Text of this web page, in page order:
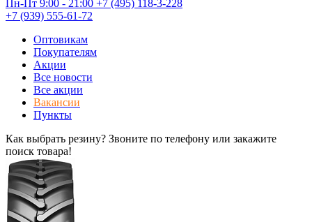
Пн-Пт 9:00 - 21:00 +7 (495) 118-3-228
+7 (939) 555-61-72
Оптовикам
Покупателям
Акции
Все новости
Все акции
Вакансии
Пункты
Как выбрать резину? Звоните по телефону или закажите
поиск товара!